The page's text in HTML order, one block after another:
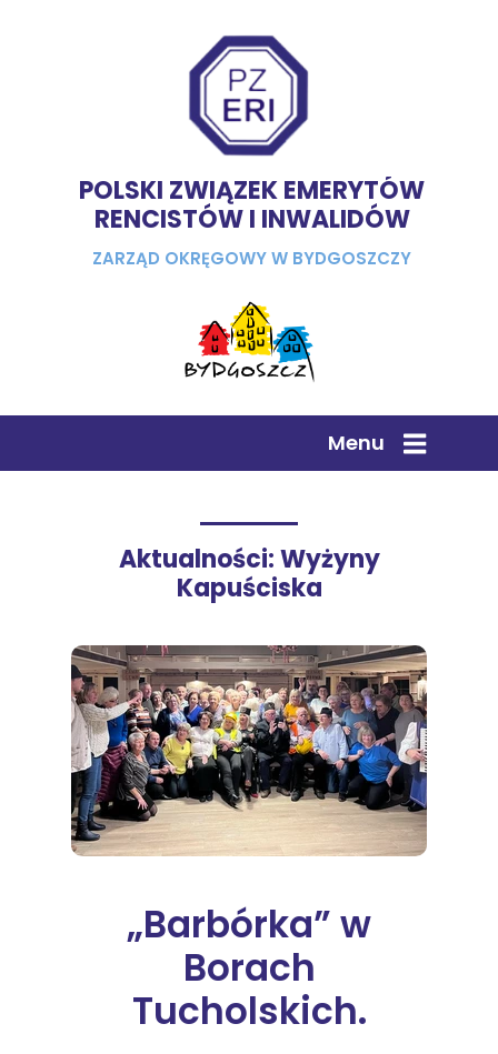
POLSKI ZWIĄZEK EMERYTÓW
RENCISTÓW I INWALIDÓW
ZARZĄD OKRĘGOWY W BYDGOSZCZY
Menu
„Barbórka” w
Borach
Tucholskich.
Aktualności: Wyżyny
Kapuściska